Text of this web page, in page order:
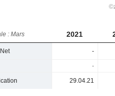
: Mars 2021
-
-
29.04.21